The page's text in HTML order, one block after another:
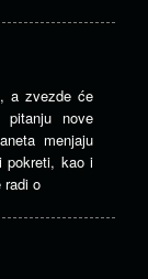
a zvezde će
nove
menjaju
pokreti, kao i
radi o